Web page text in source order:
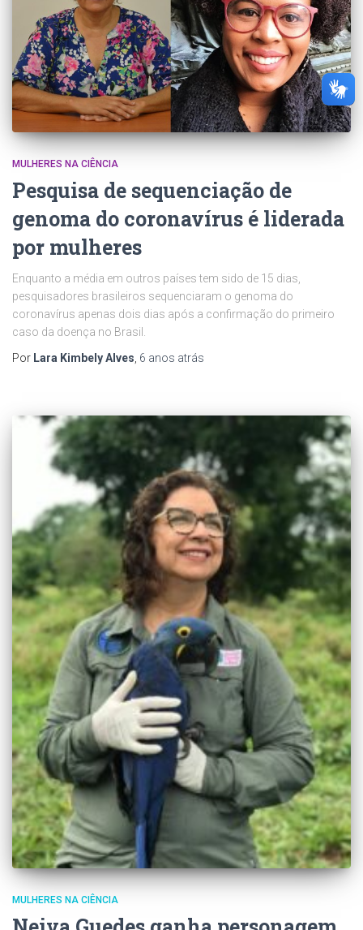
MULHERES NA CIÊNCIA
Pesquisa de sequenciação de
genoma do coronavírus é liderada
por mulheres
Enquanto a média em outros países tem sido de 15 dias,
pesquisadores brasileiros sequenciaram o genoma do
coronavírus apenas dois dias após a confirmação do primeiro
caso da doença no Brasil.
Por Lara Kimbely Alves, 6 anos atrás
MULHERES NA CIÊNCIA